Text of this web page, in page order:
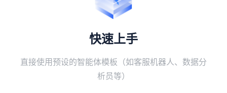
快速上手
直接使用预设的智能体模板（如客服机器人、数据分
析员等）